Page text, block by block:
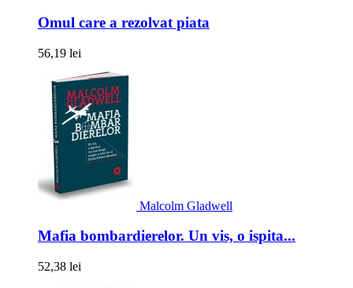
Omul care a rezolvat piata
56,19 lei
Malcolm Gladwell
Mafia bombardierelor. Un vis, o ispita...
52,38 lei